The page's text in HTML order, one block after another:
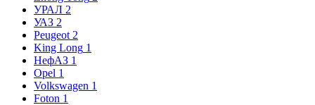
УРАЛ 2
УАЗ 2
Peugeot 2
King Long 1
НефАЗ 1
Opel 1
Volkswagen 1
Foton 1